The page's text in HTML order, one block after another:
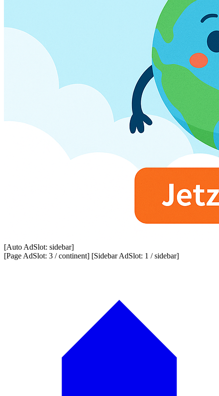
[Auto AdSlot: sidebar]
[Page AdSlot: 3 / continent] [Sidebar AdSlot: 1 / sidebar]